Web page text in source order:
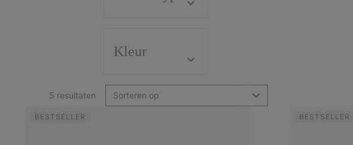
Kleur
5 resultaten Sorteren op
BESTSELLER BESTSELLER